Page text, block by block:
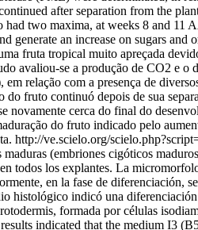
after separation from the
two maxima, at weeks 8 and 11
an increase on sugars
fruta tropical muito apreçada
avaliou-se a produção de CO2 e
relação com a presença de
fruto continuó depois de sua
novamente cerca do final do
do fruto indicado pelo
http://ve.scielo.org/
(embriones cigóticos
todos los explantes. La
en la fase de
indicó una
formada por células
indicated that the medium I3